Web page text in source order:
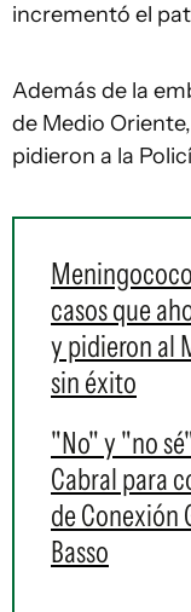
incrementó el
Además de la
de Medio
pidieron a la
casos que
y pidieron al
sin éxito
"No" y "no
Cabral para
de Conexión
Basso